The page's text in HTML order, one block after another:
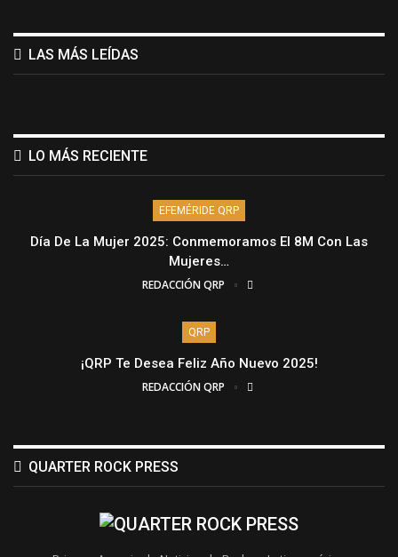
LAS MÁS LEÍDAS
LO MÁS RECIENTE
EFEMÉRIDE QRP
Día De La Mujer 2025: Conmemoramos El 8M Con Las
Mujeres…
REDACCIÓN QRP
QRP
¡QRP Te Desea Feliz Año Nuevo 2025!
REDACCIÓN QRP
QUARTER ROCK PRESS